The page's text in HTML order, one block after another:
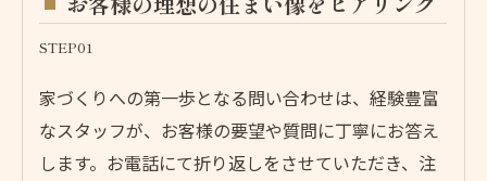
STEP01
家づくりへの第一歩となる問い合わせは、経験豊富
なスタッフが、お客様の要望や質問に丁寧にお答え
します。お電話にて折り返しをさせていただき、注